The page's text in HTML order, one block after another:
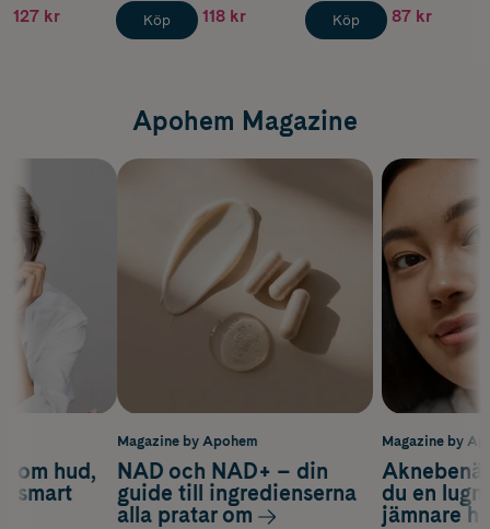
127 kr Köp 118 kr Köp 87 kr
Apohem Magazine
Magazine by
du en
jämnare
om hud,
smart
Magazine by Apohem
NAD och NAD+ – din
guide till ingredienserna
alla pratar om